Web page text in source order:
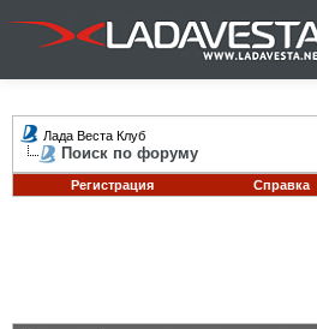
Лада Веста Клуб
Поиск по форуму
Регистрация Справка